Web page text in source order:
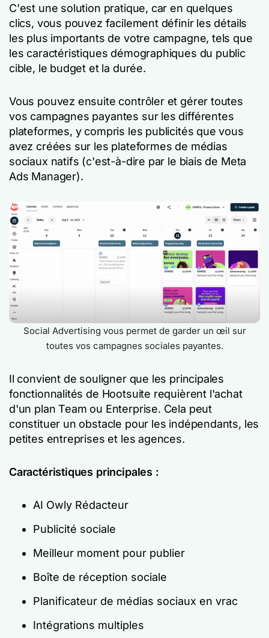
C'est une solution pratique, car en quelques
clics, vous pouvez facilement définir les détails
les plus importants de votre campagne, tels que
les caractéristiques démographiques du public
cible, le budget et la durée.
Vous pouvez ensuite contrôler et gérer toutes
vos campagnes payantes sur les différentes
plateformes, y compris les publicités que vous
avez créées sur les plateformes de médias
sociaux natifs (c'est-à-dire par le biais de Meta
Ads Manager).
Social Advertising vous permet de garder un œil sur
toutes vos campagnes sociales payantes.
Il convient de souligner que les principales
fonctionnalités de Hootsuite requièrent l'achat
d'un plan Team ou Enterprise. Cela peut
constituer un obstacle pour les indépendants, les
petites entreprises et les agences.
Caractéristiques principales :
AI Owly Rédacteur
Publicité sociale
Meilleur moment pour publier
Boîte de réception sociale
Planificateur de médias sociaux en vrac
Intégrations multiples